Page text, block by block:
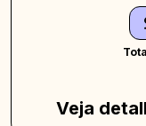
Veja